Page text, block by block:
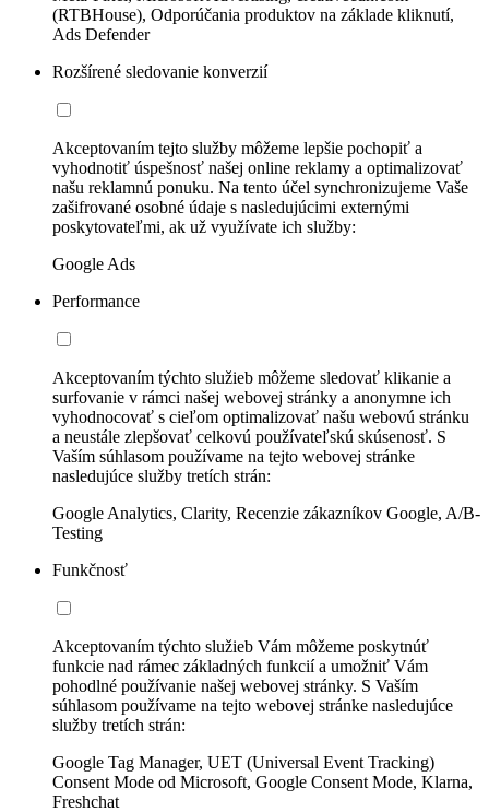
(RTBHouse), Odporúčania produktov na základe kliknutí,
Ads Defender
Rozšírené sledovanie konverzií
Akceptovaním tejto služby môžeme lepšie pochopiť a
vyhodnotiť úspešnosť našej online reklamy a optimalizovať
našu reklamnú ponuku. Na tento účel synchronizujeme Vaše
zašifrované osobné údaje s nasledujúcimi externými
poskytovateľmi, ak už využívate ich služby:
Google Ads
Performance
Akceptovaním týchto služieb môžeme sledovať klikanie a
surfovanie v rámci našej webovej stránky a anonymne ich
vyhodnocovať s cieľom optimalizovať našu webovú stránku
a neustále zlepšovať celkovú používateľskú skúsenosť. S
Vaším súhlasom používame na tejto webovej stránke
nasledujúce služby tretích strán:
Google Analytics, Clarity, Recenzie zákazníkov Google, A/B-
Testing
Funkčnosť
Akceptovaním týchto služieb Vám môžeme poskytnúť
funkcie nad rámec základných funkcií a umožniť Vám
pohodlné používanie našej webovej stránky. S Vaším
súhlasom používame na tejto webovej stránke nasledujúce
služby tretích strán:
Google Tag Manager, UET (Universal Event Tracking)
Consent Mode od Microsoft, Google Consent Mode, Klarna,
Freshchat